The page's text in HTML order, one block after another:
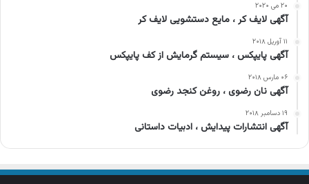
۲۰ می ۲۰۲۰
آگهی لایف کر ، مایع دستشویی لایف کر
۱۱ آوریل ۲۰۱۸
آگهی پایپکس ، سیستم گرمایش از کف پایپکس
۰۶ مارس ۲۰۱۸
آگهی نان رضوی ، روغن کنجد رضوی
۱۹ دسامبر ۲۰۱۸
آگهی انتشارات پیدایش ، ادبیات داستانی